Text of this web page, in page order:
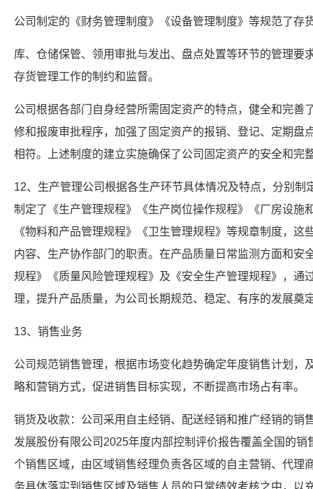
公司制定的《财务管理制度》《设备管理制度》等规范了存
库、仓储保管、领用审批与发出、盘点处置等环节的管理要
存货管理工作的制约和监督。
公司根据各部门自身经营所需固定资产的特点，健全和完善
修和报废审批程序，加强了固定资产的报销、登记、定期盘
相符。上述制度的建立实施确保了公司固定资产的安全和完
12、生产管理公司根据各生产环节具体情况及特点，分别制
制定了《生产管理规程》《生产岗位操作规程》《厂房设施
《物料和产品管理规程》《卫生管理规程》等规章制度，这
内容、生产协作部门的职责。在产品质量日常监测方面和安
规程》《质量风险管理规程》及《安全生产管理规程》，通
理，提升产品质量，为公司长期规范、稳定、有序的发展奠
13、销售业务
公司规范销售管理，根据市场变化趋势确定年度销售计划，
略和营销方式，促进销售目标实现，不断提高市场占有率。
销货及收款：公司采用自主经销、配送经销和推广经销的销
发展股份有限公司2025年度内部控制评价报告覆盖全国的
个销售区域，由区域销售经理负责各区域的自主营销、代理
务具体落实到销售区域及销售人员的日常绩效考核之中，以